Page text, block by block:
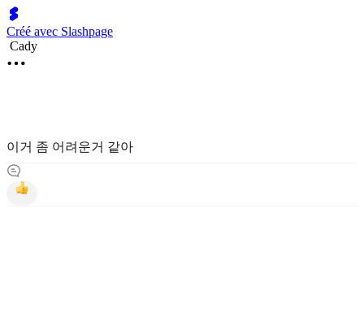
Créé avec Slashpage
Cady
이거 좀 어려운거 같아